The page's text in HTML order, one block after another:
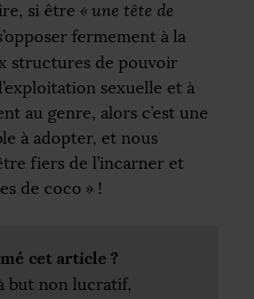
si être « une tête de
fermement à la
structures de pouvoir
sexuelle et à
au genre, alors c’est une
à adopter, et nous
fiers de l’incarner et
de coco » !
cet article ?
but non lucratif,